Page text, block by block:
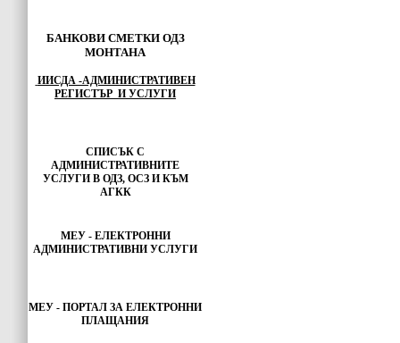
БАНКОВИ СМЕТКИ ОДЗ
МОНТАНА
ИИСДА -АДМИНИСТРАТИВЕН
РЕГИСТЪР И УСЛУГИ
СПИСЪК С
АДМИНИСТРАТИВНИТЕ
УСЛУГИ В ОДЗ, ОСЗ И КЪМ
АГКК
МЕУ - ЕЛЕКТРОННИ
АДМИНИСТРАТИВНИ УСЛУГИ
МЕУ - ПОРТАЛ ЗА ЕЛЕКТРОННИ
ПЛАЩАНИЯ